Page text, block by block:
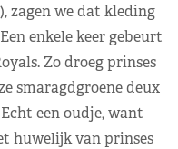
zagen we dat kleding
enkele keer gebeurt
Zo droeg prinses
smaragdgroene deux
een oudje, want
huwelijk van prinses